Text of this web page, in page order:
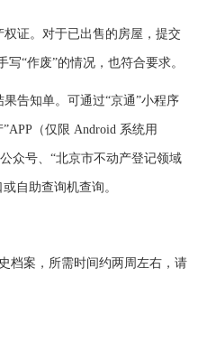
证。对于已出售的房屋，提交
“作废”的情况，也符合要求。
告知单。可通过“京通”小程序
（仅限 Android 系统用
众号、“北京市不动产登记领域
自助查询机查询。
案，所需时间约两周左右，请